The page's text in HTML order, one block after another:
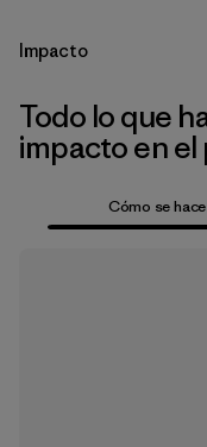
Impacto
Todo lo que
impacto en el
Cómo se hace